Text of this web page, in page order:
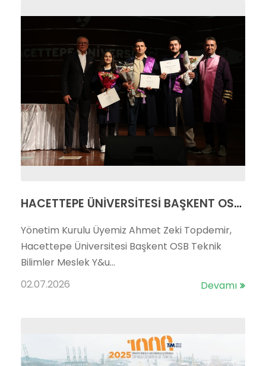
HACETTEPE ÜNİVERSİTESİ BAŞKENT OSB TEKNİK BİLİMLER MYO’DA MEZUNİYET COŞKUSU
Yönetim Kurulu Üyemiz Ahmet Zeki Topdemir,
Hacettepe Üniversitesi Başkent OSB Teknik
Bilimler Meslek Y&u...
02.07.2026
Devamı